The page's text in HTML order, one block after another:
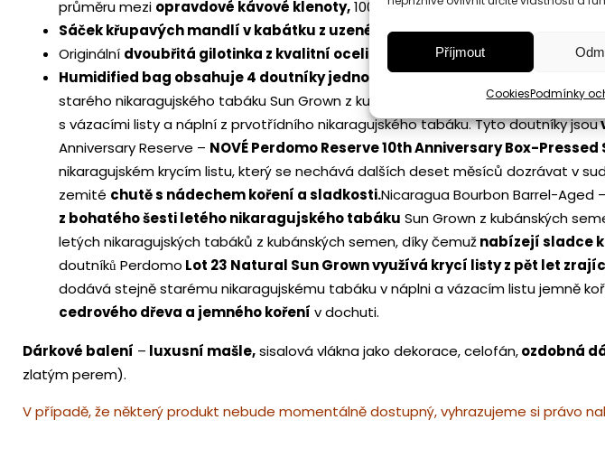
Příjmout
CookiesPodmínky
průměru mezi opravdové kávové klenoty,100 g
Sáček křupavých mandlí v kabátku z uzené soli,80g
Originální dvoubřitá gilotinka z kvalitní oceli v elegantním pouzdře
na
Humidified bag obsahuje 4 doutníky jednoho krycího listu.20th Anniversary –
starého nikaragujského tabáku Sun Grown z kubánských Semen a v sudech po
s vázacími listy a náplní z prvotřídního nikaragujského tabáku. Tyto doutníky jsou
Anniversary Reserve – NOVÉ Perdomo Reserve 10th Anniversary Box-
nikaragujském krycím listu, který se nechává dalších deset měsíců dozrávat v
zemité chutě s nádechem koření a sladkosti.Nicaragua Bourbon Barrel-Aged
z bohatého šesti letého nikaragujského tabáku Sun Grown z kubánských
letých nikaragujských tabáků z kubánských semen, díky čemužnabízejí sladce
doutníků Perdomo Lot 23 Natural Sun Grown využívá krycí listy z pět let
dodává stejně starému nikaragujskému tabáku v náplni a vázacím listu jemně
cedrového dřeva a jemného koření v dochuti.
Dárkové balení – luxusní mašle,sisalová vlákna jako dekorace, celofán,ozdobná
zlatým perem).
V případě, že některý produkt nebude momentálně dostupný, vyhrazujeme si právo